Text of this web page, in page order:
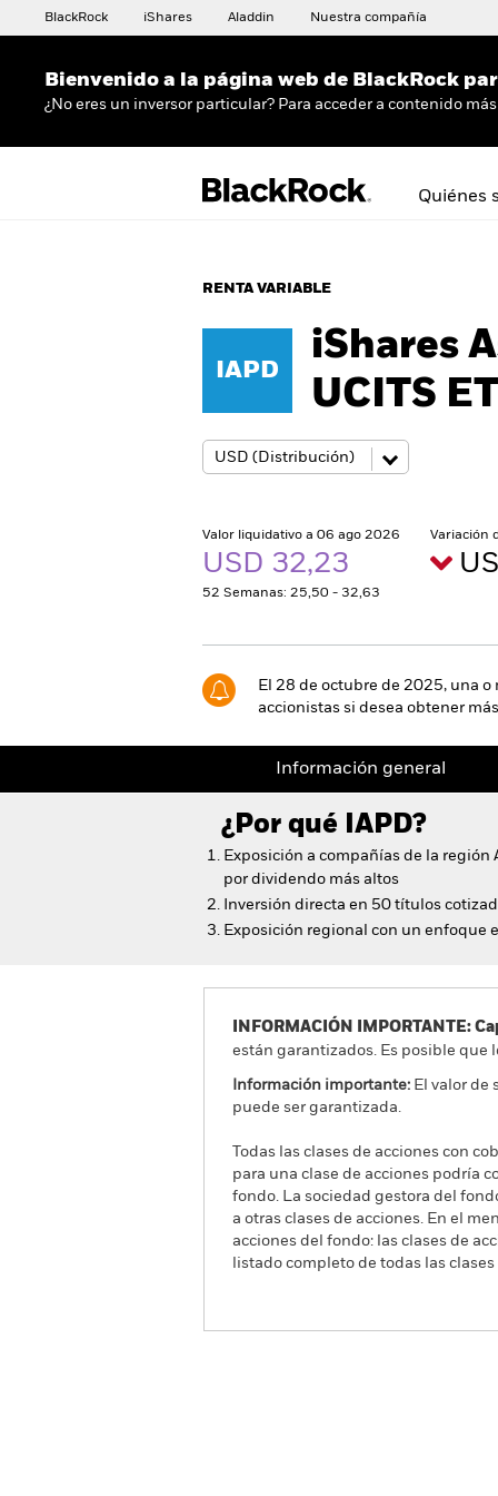
BlackRock iShares Aladdin Nuestra compañía
Bienvenido a la página web de BlackRock
¿No eres un inversor particular? Para acceder a contenido
Quiénes
RENTA VARIABLE
IAPD
iShares
UCITS
Valor liquidativo a 06 ago 2026
USD 32,23
52 Semanas: 25,50 - 32,63
Variación
El 28 de octubre de 2025, una
accionistas si desea obtener
Información general
¿Por qué IAPD?
Exposición a compañías de la
por dividendo más altos
Inversión directa en 50 títulos
Exposición regional con un enfoque
INFORMACIÓN IMPORTANTE:
están garantizados. Es posible
Información importante: El valor de
puede ser garantizada.
Todas las clases de acciones con
para una clase de acciones podría
fondo. La sociedad gestora del
a otras clases de acciones. En el
acciones del fondo: las clases de
listado completo de todas las